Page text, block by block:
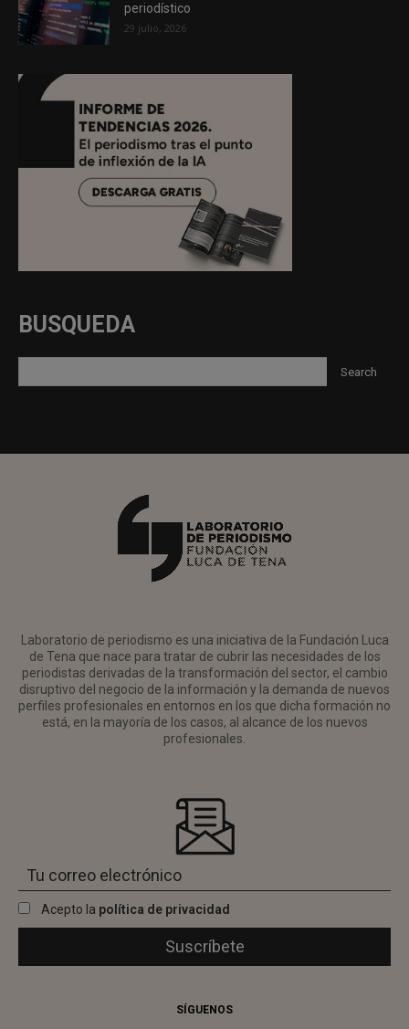
periodístico
29 julio, 2026
BUSQUEDA
Laboratorio de periodismo es una iniciativa de la Fundación Luca
de Tena que nace para tratar de cubrir las necesidades de los
periodistas derivadas de la transformación del sector, el cambio
disruptivo del negocio de la información y la demanda de nuevos
perfiles profesionales en entornos en los que dicha formación no
está, en la mayoría de los casos, al alcance de los nuevos
profesionales.
Acepto la política de privacidad
SÍGUENOS